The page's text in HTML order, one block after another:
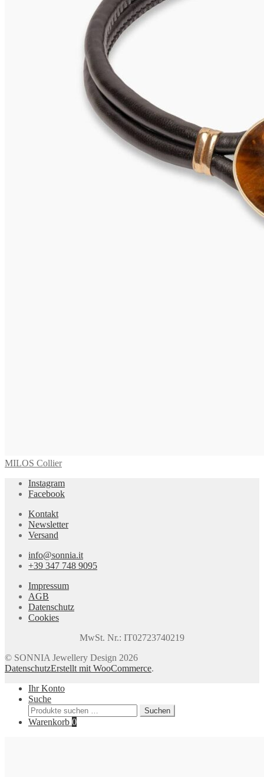
MILOS Collier
Instagram
Facebook
Kontakt
Newsletter
Versand
info@sonnia.it
+39 347 748 9095
Impressum
AGB
Datenschutz
Cookies
MwSt. Nr.: IT02723740219
© SONNIA Jewellery Design 2026
DatenschutzErstellt mit WooCommerce.
Ihr Konto
Suche
Suchen
nach:
Suchen
Warenkorb 0